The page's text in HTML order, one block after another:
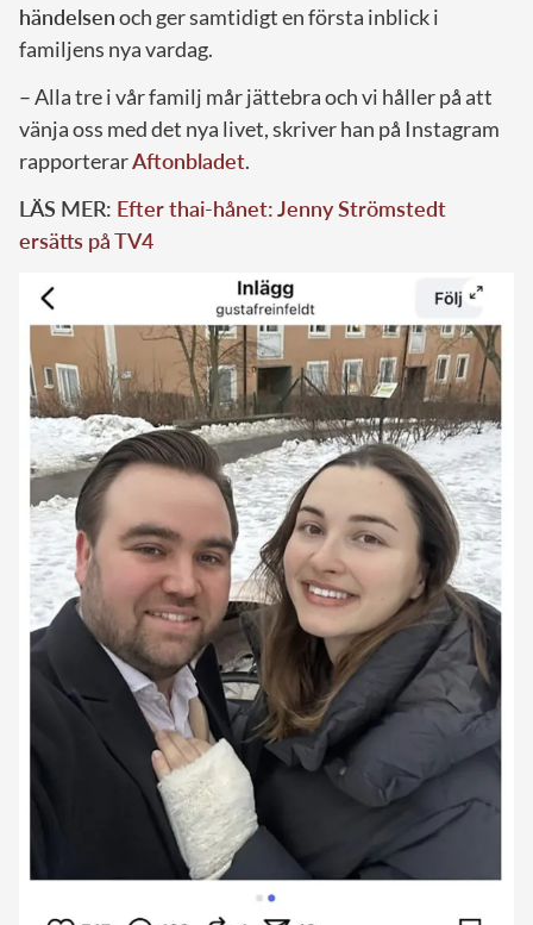
händelsenoch ger samtidigt en första inblick i
familjens nya vardag.
– Alla tre i vår familj mår jättebra och vi håller på att
vänja oss med det nya livet, skriver han på Instagram
rapporterarAftonbladet.
LÄS MER: Efter thai-hånet: Jenny Strömstedt
ersätts på TV4